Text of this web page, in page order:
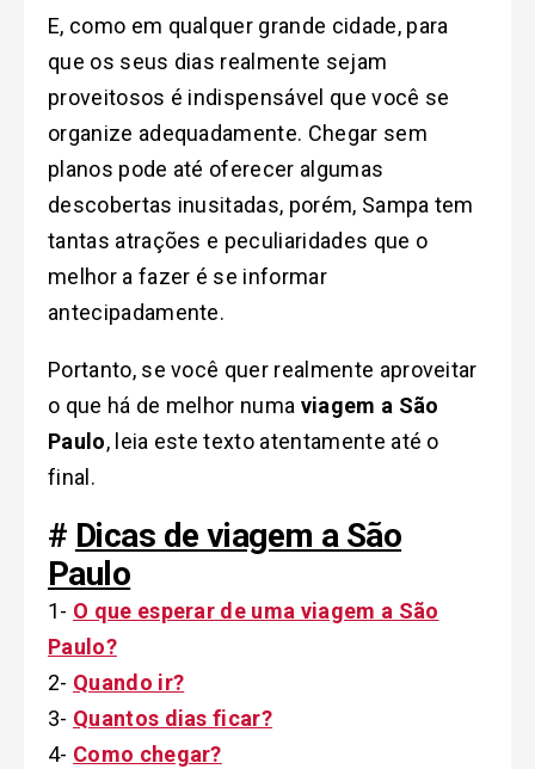
E, como em qualquer grande cidade, para
que os seus dias realmente sejam
proveitosos é indispensável que você se
organize adequadamente. Chegar sem
planos pode até oferecer algumas
descobertas inusitadas, porém, Sampa tem
tantas atrações e peculiaridades que o
melhor a fazer é se informar
antecipadamente.
Portanto, se você quer realmente aproveitar
o que há de melhor numa viagem a São
Paulo, leia este texto atentamente até o
final.
# Dicas de viagem a São
Paulo
1- O que esperar de uma viagem a São
Paulo?
2- Quando ir?
3- Quantos dias ficar?
4- Como chegar?